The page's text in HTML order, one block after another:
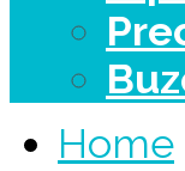
Home